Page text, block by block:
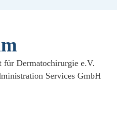
für Dermatochirurgie e.V.
Services GmbH